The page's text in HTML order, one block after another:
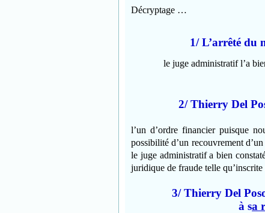
Décryptage …
1/ L’arrêté du
le juge administratif l’a
2/ Thierry Del
l’un d’ordre financier puisque
possibilité d’un recouvrement
le juge administratif a bien
juridique de fraude telle qu’inscrite
3/ Thierry Del
à sa